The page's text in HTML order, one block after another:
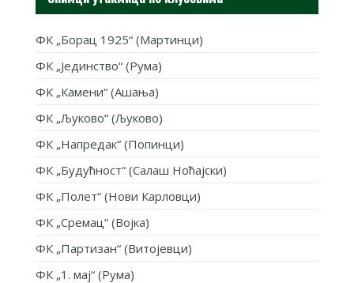
ФК „Борац 1925“ (Мартинци)
ФК „Јединство“ (Рума)
ФК „Камени“ (Ашања)
ФК „Љуково“ (Љуково)
ФК „Напредак“ (Попинци)
ФК „Будућност“ (Салаш Ноћајски)
ФК „Полет“ (Нови Карловци)
ФК „Сремац“ (Војка)
ФК „Партизан“ (Витојевци)
ФК „1. мај“ (Рума)